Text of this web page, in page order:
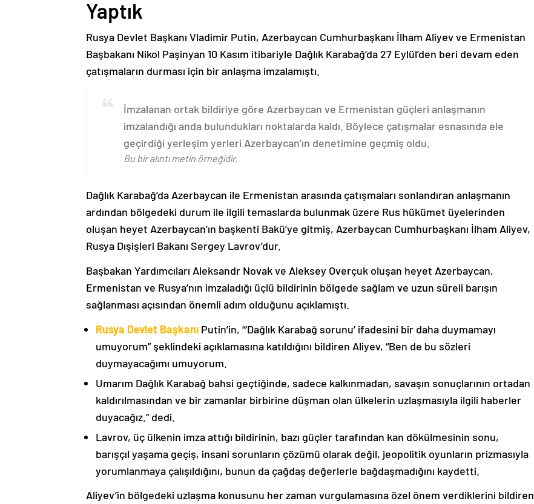
Yaptık
Rusya Devlet Başkanı Vladimir Putin, Azerbaycan Cumhurbaşkanı İlham Aliyev ve Ermenistan
Başbakanı Nikol Paşinyan 10 Kasım itibariyle Dağlık Karabağ’da 27 Eylül’den beri devam eden
çatışmaların durması için bir anlaşma imzalamıştı.
İmzalanan ortak bildiriye göre Azerbaycan ve Ermenistan güçleri anlaşmanın
imzalandığı anda bulundukları noktalarda kaldı. Böylece çatışmalar esnasında ele
geçirdiği yerleşim yerleri Azerbaycan’ın denetimine geçmiş oldu.
Bu bir alıntı metin örneğidir.
Dağlık Karabağ’da Azerbaycan ile Ermenistan arasında çatışmaları sonlandıran anlaşmanın
ardından bölgedeki durum ile ilgili temaslarda bulunmak üzere Rus hükümet üyelerinden
oluşan heyet Azerbaycan’ın başkenti Bakü’ye gitmiş, Azerbaycan Cumhurbaşkanı İlham Aliyev,
Rusya Dışişleri Bakanı Sergey Lavrov’dur.
Başbakan Yardımcıları Aleksandr Novak ve Aleksey Overçuk oluşan heyet Azerbaycan,
Ermenistan ve Rusya’nın imzaladığı üçlü bildirinin bölgede sağlam ve uzun süreli barışın
sağlanması açısından önemli adım olduğunu açıklamıştı.
Rusya Devlet Başkanı Putin’in, “‘Dağlık Karabağ sorunu’ ifadesini bir daha duymamayı
umuyorum” şeklindeki açıklamasına katıldığını bildiren Aliyev, “Ben de bu sözleri
duymayacağımı umuyorum.
Umarım Dağlık Karabağ bahsi geçtiğinde, sadece kalkınmadan, savaşın sonuçlarının ortadan
kaldırılmasından ve bir zamanlar birbirine düşman olan ülkelerin uzlaşmasıyla ilgili haberler
duyacağız.” dedi.
Lavrov, üç ülkenin imza attığı bildirinin, bazı güçler tarafından kan dökülmesinin sonu,
barışçıl yaşama geçiş, insani sorunların çözümü olarak değil, jeopolitik oyunların prizmasıyla
yorumlanmaya çalışıldığını, bunun da çağdaş değerlerle bağdaşmadığını kaydetti.
Aliyev’in bölgedeki uzlaşma konusunu her zaman vurgulamasına özel önem verdiklerini bildiren